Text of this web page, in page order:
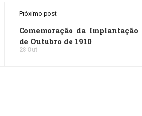
Próximo post
Comemoração da Implantação
de Outubro de 1910
28 Out